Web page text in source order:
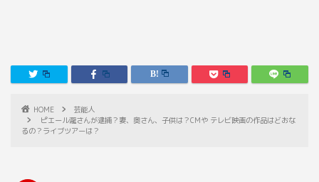
HOME
芸能人
ピエール瀧さんが逮捕？妻、奥さん、子供は？CMや テレビ映画の作品はどおな
るの？ライブツアーは？